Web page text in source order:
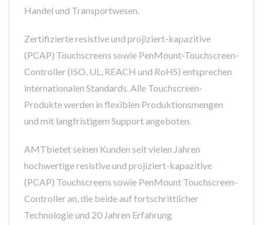
Handel und Transportwesen.
Zertifizierte resistive und projiziert-kapazitive
(PCAP) Touchscreens sowie PenMount-Touchscreen-
Controller (ISO, UL, REACH und RoHS) entsprechen
internationalen Standards. Alle Touchscreen-
Produkte werden in flexiblen Produktionsmengen
und mit langfristigem Support angeboten.
AMTbietet seinen Kunden seit vielen Jahren
hochwertige resistive und projiziert-kapazitive
(PCAP) Touchscreens sowie PenMount Touchscreen-
Controller an, die beide auf fortschrittlicher
Technologie und 20 Jahren Erfahrung